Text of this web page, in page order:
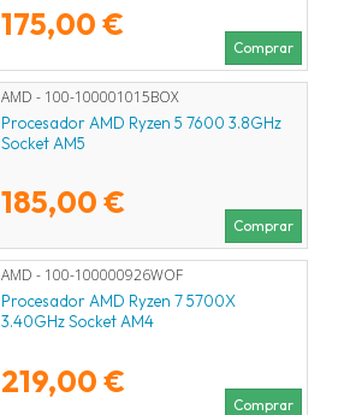
175,00 €
Comprar
AMD - 100-100001015BOX
Procesador AMD Ryzen 5 7600 3.8GHz
Socket AM5
185,00 €
Comprar
AMD - 100-100000926WOF
Procesador AMD Ryzen 7 5700X
3.40GHz Socket AM4
219,00 €
Comprar